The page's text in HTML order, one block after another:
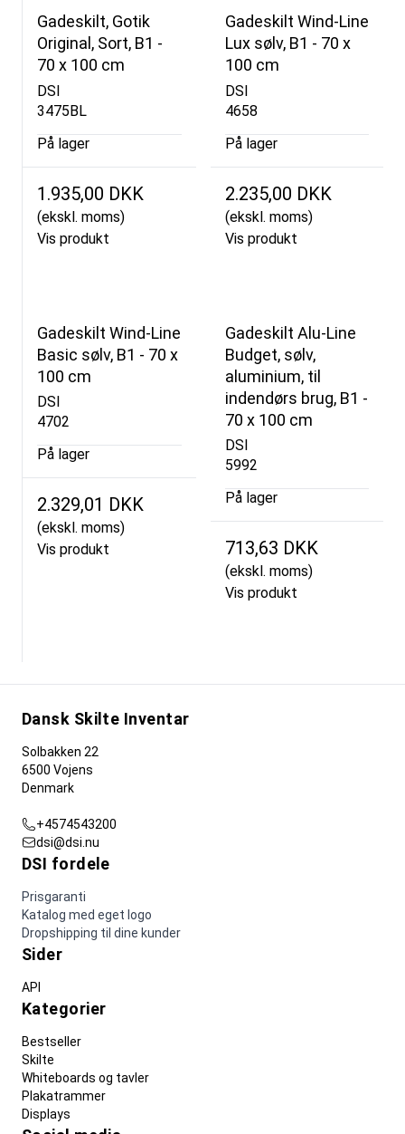
Gadeskilt, Gotik
Original, Sort, B1 -
70 x 100 cm
DSI
3475BL
På lager
1.935,00 DKK
(ekskl. moms)
Vis produkt
Gadeskilt Wind-Line
Lux sølv, B1 - 70 x
100 cm
DSI
4658
På lager
2.235,00 DKK
(ekskl. moms)
Vis produkt
Gadeskilt Wind-Line
Basic sølv, B1 - 70 x
100 cm
DSI
4702
På lager
2.329,01 DKK
(ekskl. moms)
Vis produkt
Gadeskilt Alu-Line
Budget, sølv,
aluminium, til
indendørs brug, B1 -
70 x 100 cm
DSI
5992
På lager
713,63 DKK
(ekskl. moms)
Vis produkt
Dansk Skilte Inventar
Solbakken 22
6500 Vojens
Denmark
+4574543200
dsi@dsi.nu
DSI fordele
Prisgaranti
Katalog med eget logo
Dropshipping til dine kunder
Sider
API
Kategorier
Bestseller
Skilte
Whiteboards og tavler
Plakatrammer
Displays